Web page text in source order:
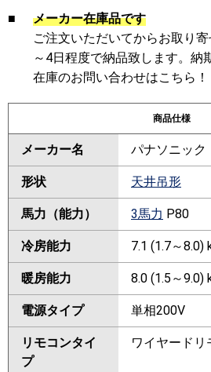
■
メーカー在庫品です
ご注文いただいてからお取り
～4日程度で納品致します。納
在庫のお問い合わせはこちら！
商品仕様
メーカー名 パナソニック
形状 天井吊形
馬力（能力） 3馬力 P80
冷房能力 7.1 (1.7～8.0)
暖房能力 8.0 (1.5～9.0)
電源タイプ 単相200V
リモコンタイ
プ
ワイヤードリ